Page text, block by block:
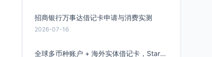
招商银行万事达借记卡申请与消费实测
2026-07-16
全球多币种账户 + 海外实体借记卡，Starryblu开户教程与注意事项